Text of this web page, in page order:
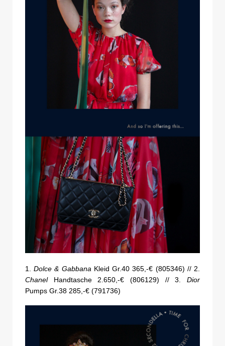
1.Dolce & Gabbana Kleid Gr.40 365,-€ (805346) // 2.
ChanelHandtasche 2.650,-€ (806129) // 3. Dior
Pumps Gr.38 285,-€ (791736)